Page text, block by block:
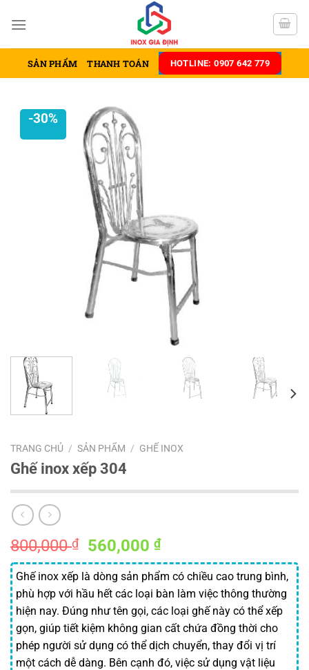
đến
SẢN PHẨM THANH TOÁN HOTLINE: 0907 642 779
-30%
TRANG CHỦ / SẢN PHẨM / GHẾ INOX
Ghế inox xếp 304
800,000₫
Giá
gốc
là:
800,000 ₫.
560,000₫Giá
hiện
tại
là:
560,000 ₫.
Ghế inox xếp là dòng sản phẩm có chiều cao trung bình,
phù hợp với hầu hết các loại bàn làm việc thông thường
hiện nay. Đúng như tên gọi, các loại ghế này có thể xếp
gọn, giúp tiết kiệm không gian cất chứa đồng thời cho
phép người sử dụng có thể dịch chuyển, thay đổi vị trí
một cách dễ dàng. Bên cạnh đó, việc sử dụng vật liệu